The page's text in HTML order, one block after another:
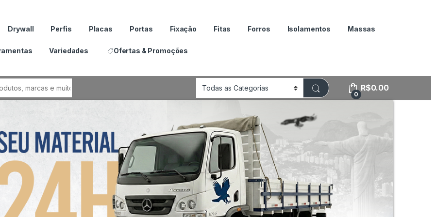
Drywall Perfis Placas Portas Fixação Fitas Forros Isolamentos Massas
Variedades Ofertas & Promoções
0
R$0.00